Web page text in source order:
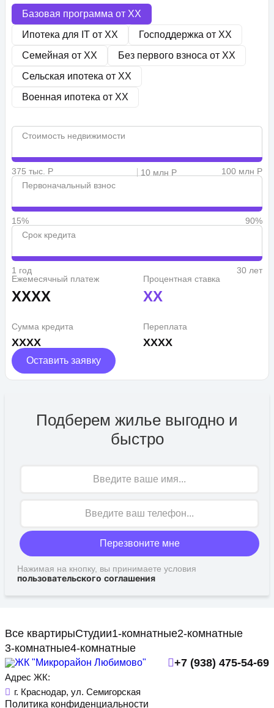
Базовая программа от XX
Ипотека для IT от XX Господдержка от XX
Семейная от XX Без первого взноса от XX
Сельская ипотека от XX
Военная ипотека от XX
Стоимость недвижимости
375 тыс. Р 10 млн Р
100 млн Р
Первоначальный взнос
15%
90%
Срок кредита
1 год
30 лет
Ежемесячный платеж
XXXX
Процентная ставка
XX
Сумма кредита
XXXX
Переплата
XXXX
Оставить заявку
Подберем жилье выгодно и
быстро
Перезвоните мне
Нажимая на кнопку, вы принимаете условия
пользовательского соглашения
Все квартирыСтудии1-комнатные2-комнатные
3-комнатные4-комнатные
Адрес ЖК:
г. Краснодар, ул. Семигорская
+7 (938) 475-54-69
Политика конфиденциальности